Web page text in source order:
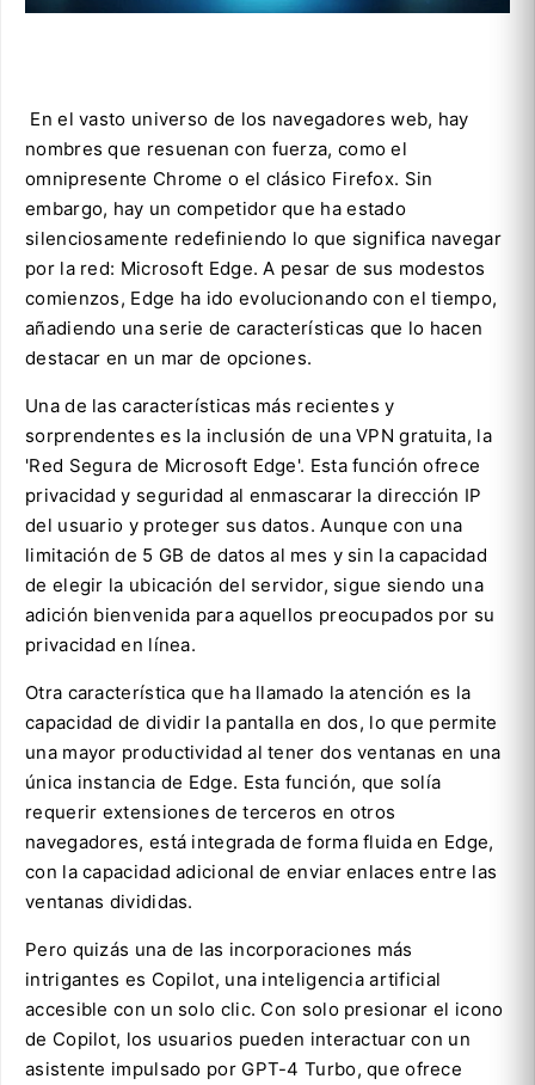
En el vasto universo de los navegadores web, hay
nombres que resuenan con fuerza, como el
omnipresente Chrome o el clásico Firefox. Sin
embargo, hay un competidor que ha estado
silenciosamente redefiniendo lo que significa navegar
por la red: Microsoft Edge. A pesar de sus modestos
comienzos, Edge ha ido evolucionando con el tiempo,
añadiendo una serie de características que lo hacen
destacar en un mar de opciones.
Una de las características más recientes y
sorprendentes es la inclusión de una VPN gratuita, la
'Red Segura de Microsoft Edge'. Esta función ofrece
privacidad y seguridad al enmascarar la dirección IP
del usuario y proteger sus datos. Aunque con una
limitación de 5 GB de datos al mes y sin la capacidad
de elegir la ubicación del servidor, sigue siendo una
adición bienvenida para aquellos preocupados por su
privacidad en línea.
Otra característica que ha llamado la atención es la
capacidad de dividir la pantalla en dos, lo que permite
una mayor productividad al tener dos ventanas en una
única instancia de Edge. Esta función, que solía
requerir extensiones de terceros en otros
navegadores, está integrada de forma fluida en Edge,
con la capacidad adicional de enviar enlaces entre las
ventanas divididas.
Pero quizás una de las incorporaciones más
intrigantes es Copilot, una inteligencia artificial
accesible con un solo clic. Con solo presionar el icono
de Copilot, los usuarios pueden interactuar con un
asistente impulsado por GPT-4 Turbo, que ofrece